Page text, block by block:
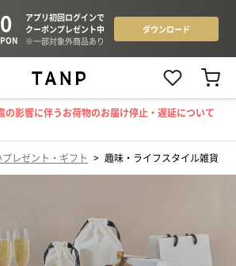
の影響に伴うお荷物のお届け停止・遅延について
レゼント・ギフト > 趣味・ライフスタイル雑貨